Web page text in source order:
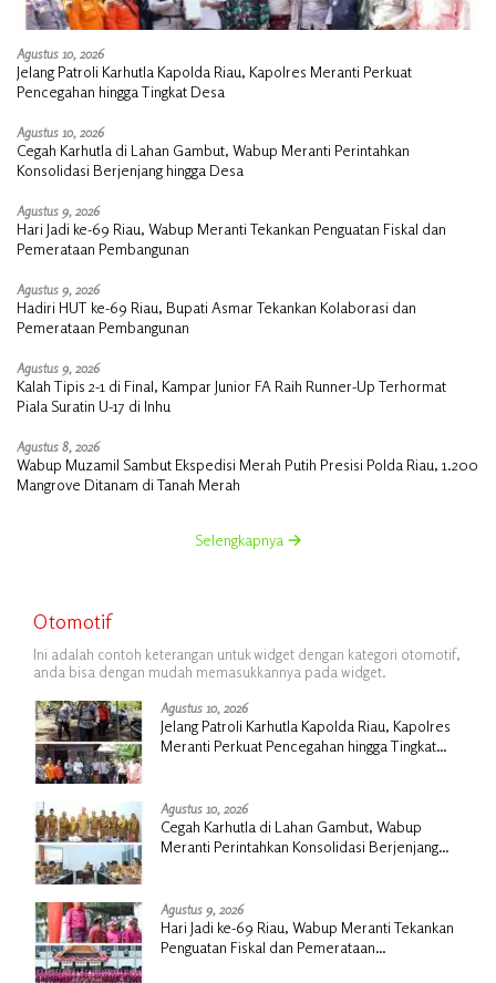
Agustus 10, 2026
Jelang Patroli Karhutla Kapolda Riau, Kapolres Meranti Perkuat
Pencegahan hingga Tingkat Desa
Agustus 10, 2026
Cegah Karhutla di Lahan Gambut, Wabup Meranti Perintahkan
Konsolidasi Berjenjang hingga Desa
Agustus 9, 2026
Hari Jadi ke-69 Riau, Wabup Meranti Tekankan Penguatan Fiskal dan
Pemerataan Pembangunan
Agustus 9, 2026
Hadiri HUT ke-69 Riau, Bupati Asmar Tekankan Kolaborasi dan
Pemerataan Pembangunan
Agustus 9, 2026
Kalah Tipis 2-1 di Final, Kampar Junior FA Raih Runner-Up Terhormat
Piala Suratin U-17 di Inhu
Agustus 8, 2026
Wabup Muzamil Sambut Ekspedisi Merah Putih Presisi Polda Riau, 1.200
Mangrove Ditanam di Tanah Merah
Selengkapnya
Otomotif
Ini adalah contoh keterangan untuk widget dengan kategori otomotif,
anda bisa dengan mudah memasukkannya pada widget.
Agustus 10, 2026
Jelang Patroli Karhutla Kapolda Riau, Kapolres
Meranti Perkuat Pencegahan hingga Tingkat
Agustus 10, 2026
Cegah Karhutla di Lahan Gambut, Wabup
Meranti Perintahkan Konsolidasi Berjenjang
Agustus 9, 2026
Hari Jadi ke-69 Riau, Wabup Meranti Tekankan
Penguatan Fiskal dan Pemerataan